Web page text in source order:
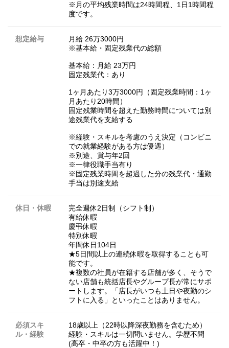
※月の平均残業時間は24時間程、1日1時間程
度です。
想定給与
月給 26万3000円
※基本給・固定残業代の総額
基本給：月給 23万円
固定残業代：あり
1ヶ月あたり3万3000円（固定残業時間：1ヶ
月あたり20時間）
固定残業時間を超えた勤務時間については別
途残業代を支給する
※経験・スキルを考慮のうえ決定（コンビニ
での就業経験がある方は優遇）
※別途、賞与年2回
※一律役職手当有り
※固定残業時間を超過した分の残業代・通勤
手当は別途支給
休日・休暇
完全週休2日制（シフト制）
有給休暇
慶弔休暇
特別休暇
年間休日104日
★5日間以上の連続休暇を取得することも可
能です。
★複数の社員が在籍する店舗が多く、そうで
ない店舗も統括店長やグループ長が常にサポ
ートします。「店長がいつも土日や夜勤のシ
フトに入る」といったことはありません。
必須スキ
ル・経験
18歳以上（22時以降深夜勤務を含むため）
経験・スキルは一切問いません。学歴不問
(高卒・中卒の方も活躍中！)